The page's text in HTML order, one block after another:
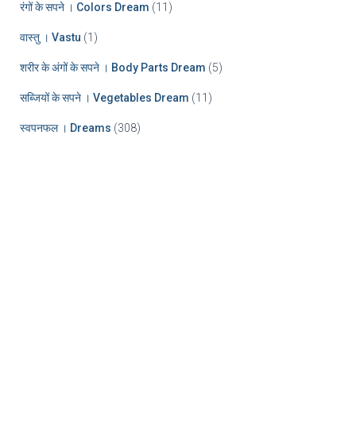
रंगों के सपने । Colors Dream (11)
वास्तु । Vastu (1)
शरीर के अंगों के सपने । Body Parts Dream (5)
सब्जियों के सपने । Vegetables Dream (11)
स्वपनफल । Dreams (308)